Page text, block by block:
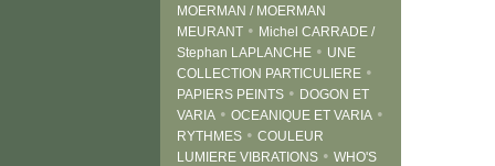
MOERMAN / MOERMAN
MEURANT • Michel CARRADE /
Stephan LAPLANCHE • UNE
COLLECTION PARTICULIERE •
PAPIERS PEINTS • DOGON ET
VARIA • OCEANIQUE ET VARIA •
RYTHMES • COULEUR
LUMIERE VIBRATIONS • WHO'S